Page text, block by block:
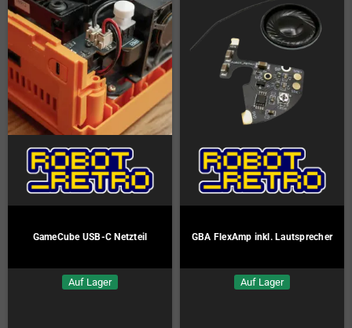
GameCube USB-C Netzteil
Auf Lager
GBA FlexAmp inkl. Lautsprecher
Auf Lager